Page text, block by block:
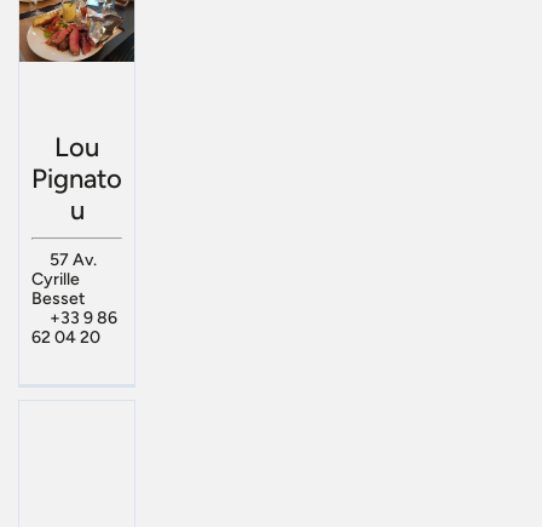
Lou
Pignato
u
57 Av.
Cyrille
Besset
+33 9 86
62 04 20